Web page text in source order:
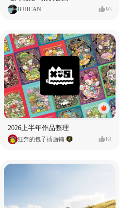
HJHCAN 93
2026上半年作品整理
狂奔的包子插画铺 84